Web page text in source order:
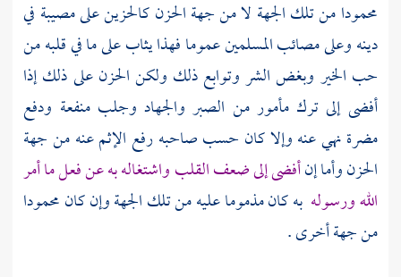
محمودا من تلك الجهة لا من جهة الحزن كالحزين على مصيبة في
دينه وعلى مصائب المسلمين عموما فهذا يثاب على ما في قلبه من
حب الخير وبغض الشر وتوابع ذلك ولكن الحزن على ذلك إذا
أفضى إلى ترك مأمور من الصبر والجهاد وجلب منفعة ودفع
مضرة نهي عنه وإلا كان حسب صاحبه رفع الإثم عنه من جهة
الحزن وأما إنأفضى إلى ضعف القلب واشتغاله به عن فعل ما أمر
الله ورسوله به كان مذموما عليه من تلك الجهة وإن كان محمودا
من جهة أخرى .